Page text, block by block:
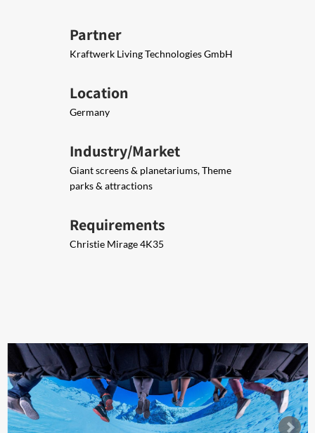
Partner
Kraftwerk Living Technologies GmbH
Location
Germany
Industry/Market
Giant screens & planetariums, Theme
parks & attractions
Requirements
Christie Mirage 4K35